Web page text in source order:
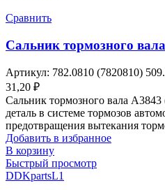
Сравнить
Сальник тормозного
Артикул: 782.0810 (7820810)
31,20 ₽
Сальник тормозного вала
деталь в системе тормозов
предотвращения вытекания
Добавить в избранное
В корзину
Быстрый просмотр
DDKpartsL1